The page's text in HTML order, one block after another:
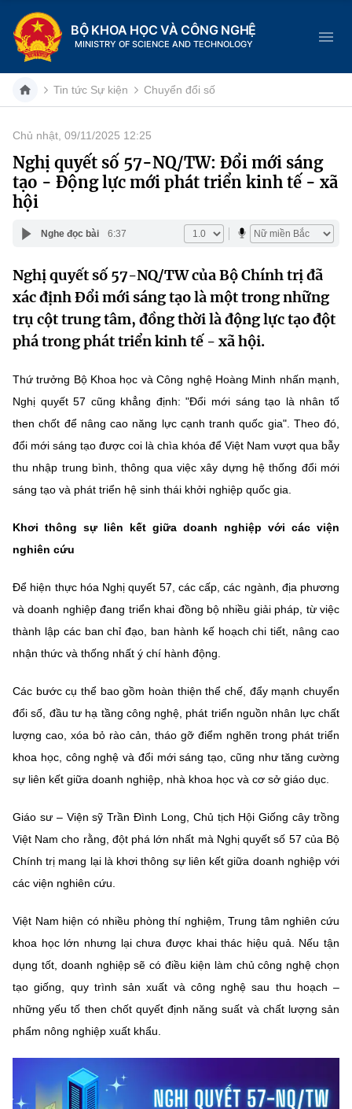
BỘ KHOA HỌC VÀ CÔNG NGHỆ
MINISTRY OF SCIENCE AND TECHNOLOGY
Danh mục
Trang chủ
Cơ cấu tổ chức
Lịch sử phát triển
Sở Khoa học và Công nghệ
Khoa học và Công nghệ
Đổi mới sáng tạo
Chuyển đổi số
Sở hữu trí tuệ
Tiêu chuẩn, đo lường, chất lượng
Năng lượng nguyên tử
Tin địa phương
Dịch vụ công
Hệ thống văn bản
Văn bản chỉ đạo điều hành
Lấy ý kiến người dân về dự thảo VBQPPL
THỐNG KÊ
Khoa học và Công nghệ
Đổi mới sáng tạo
Chuyển đổi số
Tiêu chuẩn, đo lường, chất lượng
Multimedia
THƯ ĐIỆN TỬ
Videos
Ảnh
Chọn ngôn ngữ
English
BỘ KHOA HỌC VÀ CÔNG NGHỆ
MINISTRY OF SCIENCE AND TECHNOLOGY
Điều khoản sử dụng Theo dõi MST:
Cơ quan chủ quản: Bộ Khoa học và Công nghệ (MST)
Chịu trách nhiệm nội dung: Nguyễn Thị Hải Hằng
Liên hệ
Địa chỉ: Ban Biên tập Cổng TTĐT - 18 Nguyễn Du, TP. Hà Nội
Điện thoại: 024 3936 9506
Email:
stc@mst.gov.vn
(Ghi rõ nguồn "https://mst.gov.vn" khi phát hành lại thông tin từ
website này)
Tin tức Sự kiện Chuyển đổi số
Chủ nhật, 09/11/2025 12:25
Nghị quyết số 57-NQ/TW: Đổi mới sáng
tạo - Động lực mới phát triển kinh tế - xã
hội
Nghe đọc bài 6:37
Nghị quyết số 57-NQ/TW của Bộ Chính trị đã
xác định Đổi mới sáng tạo là một trong những
trụ cột trung tâm, đồng thời là động lực tạo đột
phá trong phát triển kinh tế - xã hội.
Thứ trưởng Bộ Khoa học và Công nghệ Hoàng Minh nhấn mạnh,
Nghị quyết 57 cũng khẳng định: "Đổi mới sáng tạo là nhân tố
then chốt để nâng cao năng lực cạnh tranh quốc gia". Theo đó,
đổi mới sáng tạo được coi là chìa khóa để Việt Nam vượt qua bẫy
thu nhập trung bình, thông qua việc xây dựng hệ thống đổi mới
sáng tạo và phát triển hệ sinh thái khởi nghiệp quốc gia.
Khơi thông sự liên kết giữa doanh nghiệp với các viện
nghiên cứu
Để hiện thực hóa Nghị quyết 57, các cấp, các ngành, địa phương
và doanh nghiệp đang triển khai đồng bộ nhiều giải pháp, từ việc
thành lập các ban chỉ đạo, ban hành kế hoạch chi tiết, nâng cao
nhận thức và thống nhất ý chí hành động.
Các bước cụ thể bao gồm hoàn thiện thể chế, đẩy mạnh chuyển
đổi số, đầu tư hạ tầng công nghệ, phát triển nguồn nhân lực chất
lượng cao, xóa bỏ rào cản, tháo gỡ điểm nghẽn trong phát triển
khoa học, công nghệ và đổi mới sáng tạo, cũng như tăng cường
sự liên kết giữa doanh nghiệp, nhà khoa học và cơ sở giáo dục.
Giáo sư – Viện sỹ Trần Đình Long, Chủ tịch Hội Giống cây trồng
Việt Nam cho rằng, đột phá lớn nhất mà Nghị quyết số 57 của Bộ
Chính trị mang lại là khơi thông sự liên kết giữa doanh nghiệp với
các viện nghiên cứu.
Việt Nam hiện có nhiều phòng thí nghiệm, Trung tâm nghiên cứu
khoa học lớn nhưng lại chưa được khai thác hiệu quả. Nếu tận
dụng tốt, doanh nghiệp sẽ có điều kiện làm chủ công nghệ chọn
tạo giống, quy trình sản xuất và công nghệ sau thu hoạch –
những yếu tố then chốt quyết định năng suất và chất lượng sản
phẩm nông nghiệp xuất khẩu.